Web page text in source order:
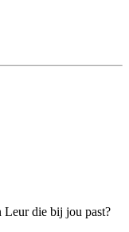
Leur die bij jou past?